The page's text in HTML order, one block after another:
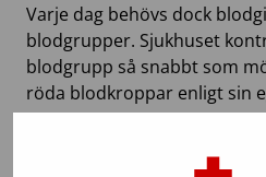
Varje dag behövs dock
blodgrupper. Sjukhuset
blodgrupp så snabbt som
röda blodkroppar enligt sin
ges till respektive patient.